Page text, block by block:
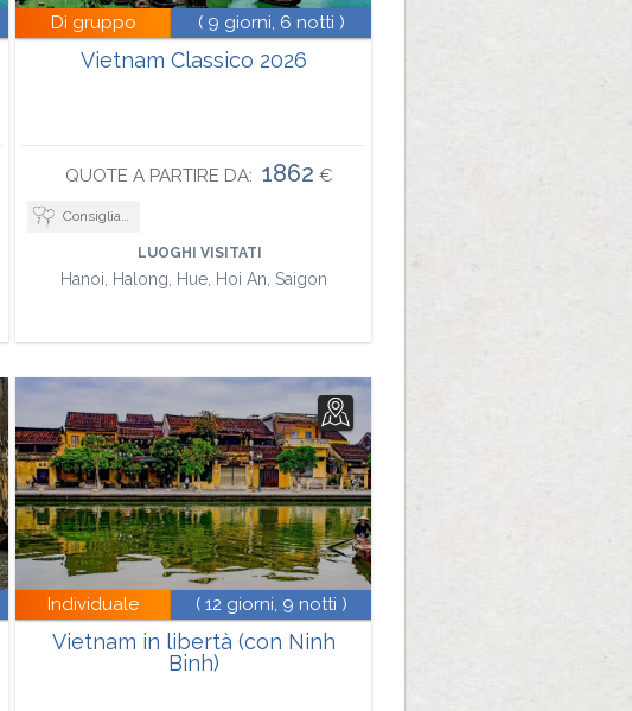
Di gruppo ( 9 giorni, 6 notti )
Vietnam Classico 2026
QUOTE A PARTIRE DA: 1862 €
Consigliato per viaggi di nozze
LUOGHI VISITATI
Hanoi, Halong, Hue, Hoi An, Saigon
Individuale ( 12 giorni, 9 notti )
Vietnam in libertà (con Ninh
Binh)